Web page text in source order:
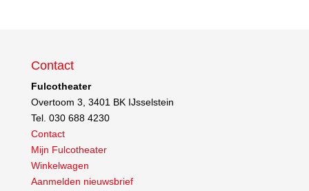
Contact
Fulcotheater
Overtoom 3, 3401 BK IJsselstein
Tel. 030 688 4230
Contact
Mijn Fulcotheater
Winkelwagen
Aanmelden nieuwsbrief